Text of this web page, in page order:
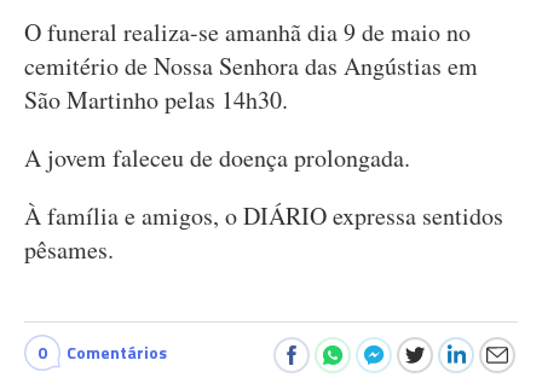
O funeral realiza-se amanhã dia 9 de maio no
cemitério de Nossa Senhora das Angústias em
São Martinho pelas 14h30.
A jovem faleceu de doença prolongada.
À família e amigos, o DIÁRIO expressa sentidos
pêsames.
0 Comentários